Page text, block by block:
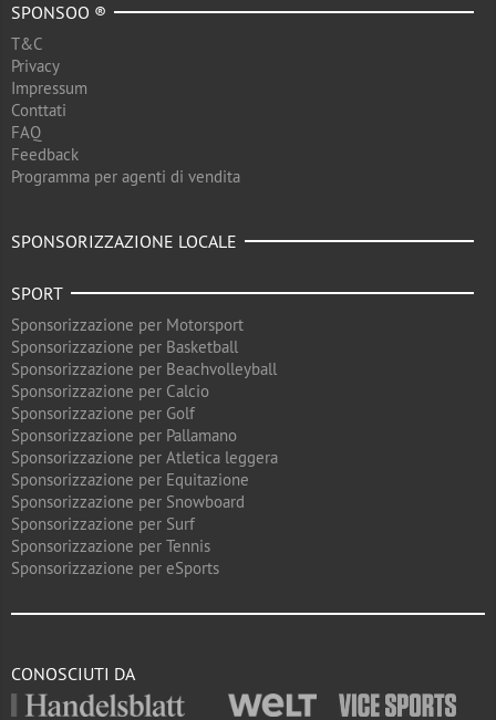
SPONSOO ®
T&C
Privacy
Impressum
Conttati
FAQ
Feedback
Programma per agenti di vendita
SPONSORIZZAZIONE LOCALE
SPORT
Sponsorizzazione per Motorsport
Sponsorizzazione per Basketball
Sponsorizzazione per Beachvolleyball
Sponsorizzazione per Calcio
Sponsorizzazione per Golf
Sponsorizzazione per Pallamano
Sponsorizzazione per Atletica leggera
Sponsorizzazione per Equitazione
Sponsorizzazione per Snowboard
Sponsorizzazione per Surf
Sponsorizzazione per Tennis
Sponsorizzazione per eSports
CONOSCIUTI DA